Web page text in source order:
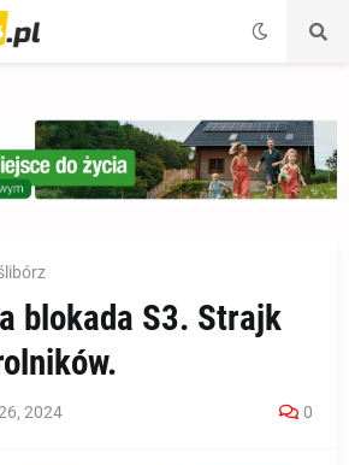
blokada S3. Strajk
2024 0